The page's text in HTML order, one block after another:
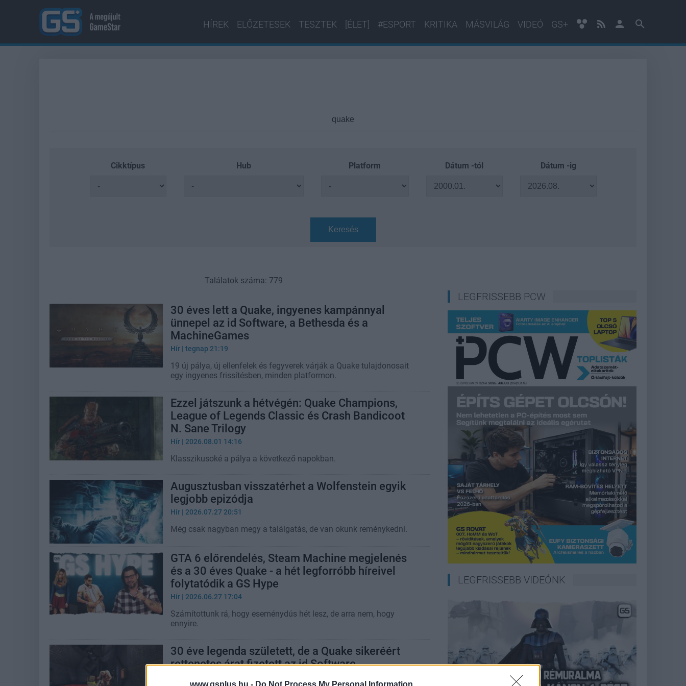
www.gsplus.hu - Do Not Process My Personal Information
HÍREK ELŐZETESEK TESZTEK [ÉLET] #ESPORT KRITIKA MÁSVILÁG VIDEÓ GS+
Cikktípus Hub Platform Dátum -tól Dátum -ig
Keresés
Találatok száma: 779
30 éves lett a Quake, ingyenes kampánnyal
ünnepel az id Software, a Bethesda és a
MachineGames
Hír | tegnap 21:19
19 új pálya, új ellenfelek és fegyverek várják a Quake tulajdonosait
egy ingyenes frissítésben, minden platformon.
Ezzel játszunk a hétvégén: Quake Champions,
League of Legends Classic és Crash Bandicoot
N. Sane Trilogy
Hír | 2026.08.01 14:16
Klasszikusoké a pálya a következő napokban.
Augusztusban visszatérhet a Wolfenstein egyik
legjobb epizódja
Hír | 2026.07.27 20:51
Még csak nagyban megy a találgatás, de van okunk reménykedni.
GTA 6 előrendelés, Steam Machine megjelenés
és a 30 éves Quake - a hét legforróbb híreivel
folytatódik a GS Hype
Hír | 2026.06.27 17:04
Számítottunk rá, hogy eseménydús hét lesz, de arra nem, hogy
ennyire.
30 éve legenda született, de a Quake sikeréért
rettenetes árat fizetett az id Software
LEGFRISSEBB PCW
LEGFRISSEBB VIDEÓNK